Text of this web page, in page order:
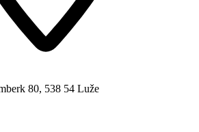
80, 538 54 Luže